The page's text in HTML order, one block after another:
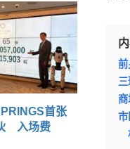
首张
入场费
前
商
市